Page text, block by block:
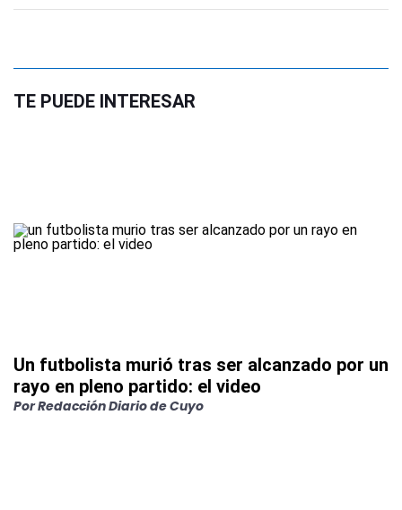
TE PUEDE INTERESAR
Un futbolista murió tras ser alcanzado por un
rayo en pleno partido: el video
PorRedacción Diario de Cuyo